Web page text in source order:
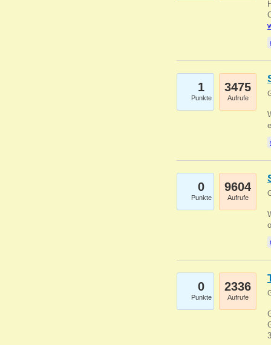
1
Punkte
3475
Aufrufe
0
Punkte
9604
Aufrufe
0
Punkte
2336
Aufrufe